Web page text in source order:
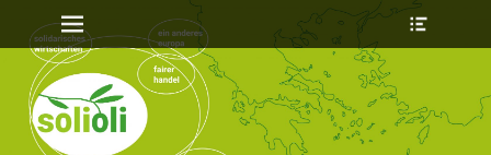
Erstes Menü
Zum
Inhalt: